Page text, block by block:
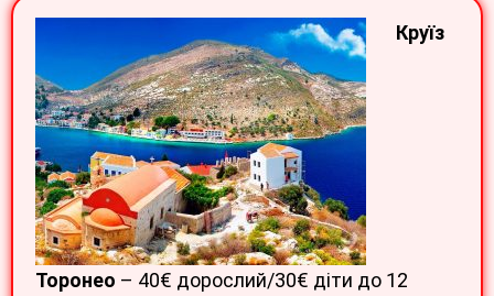
Круїз
Торонео – 40€ дорослий/30€ діти до 12